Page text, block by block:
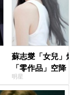
蘇志燮「女兒」
「零作品」空降
片被挖出網驚呆
明星